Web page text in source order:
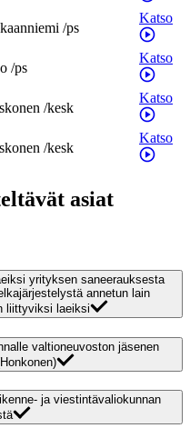
/ps
Katso
/ps
Katso
/kesk
Katso
/kesk
Katso
asiat
yrityksen saneerauksesta
annetun lain
liittyviksi laeiksi
valtioneuvoston jäsenen
ja viestintävaliokunnan